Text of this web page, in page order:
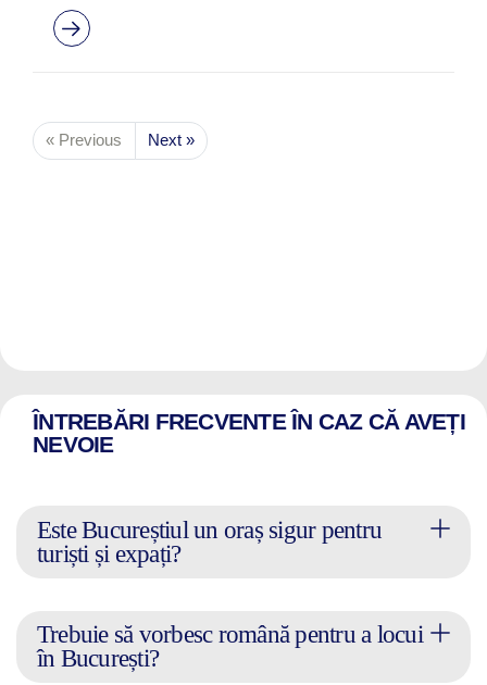
« Previous Next »
ÎNTREBĂRI FRECVENTE ÎN CAZ CĂ AVEȚI
NEVOIE
Este Bucureștiul un oraș sigur pentru
turiști și expați?
Trebuie să vorbesc română pentru a locui
în București?